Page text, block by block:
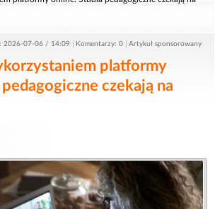
2026-07-06 / 14:09 Komentarzy: 0 Artykuł sponsorowany
platformy
czekają na